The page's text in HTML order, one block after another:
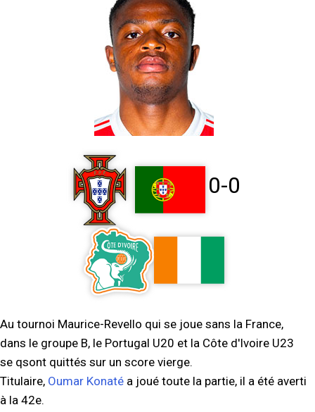
0-0
Au tournoi Maurice-Revello qui se joue sans la France,
dans le groupe B, le Portugal U20 et la Côte d'Ivoire U23
se qsont quittés sur un score vierge.
Titulaire, Oumar Konaté a joué toute la partie, il a été averti
à la 42e.